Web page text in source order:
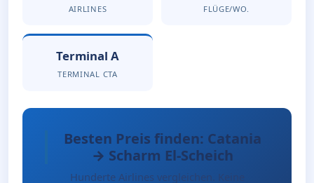
AIRLINES FLÜGE/WO.
Terminal A
TERMINAL CTA
Besten Preis finden: Catania
→ Scharm El-Scheich
Hunderte Airlines vergleichen. Keine